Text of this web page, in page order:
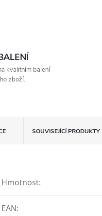
kvalitním balení
zboží.
SOUVISEJÍCÍ PRODUKTY
Hmotnost:
EAN: